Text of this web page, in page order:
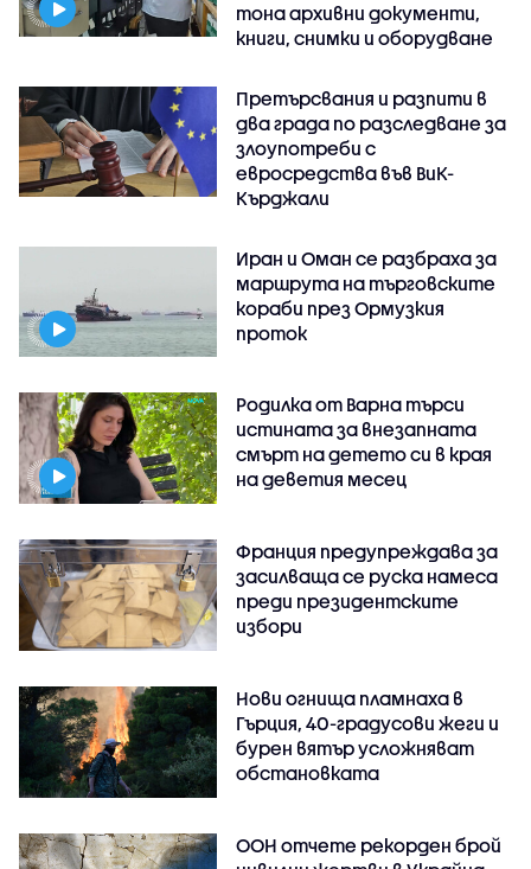
тона архивни документи,
книги, снимки и оборудване
Претърсвания и разпити в
два града по разследване за
злоупотреби с
евросредства във ВиК-
Кърджали
Иран и Оман се разбраха за
маршрута на търговските
кораби през Ормузкия
проток
Родилка от Варна търси
истината за внезапната
смърт на детето си в края
на деветия месец
Франция предупреждава за
засилваща се руска намеса
преди президентските
избори
Нови огнища пламнаха в
Гърция, 40-градусови жеги и
бурен вятър усложняват
обстановката
ООН отчете рекорден брой